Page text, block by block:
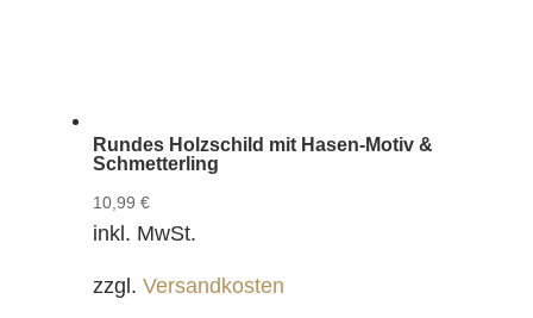
Rundes Holzschild mit Hasen-Motiv &
Schmetterling
10,99 €
inkl. MwSt.
zzgl. Versandkosten